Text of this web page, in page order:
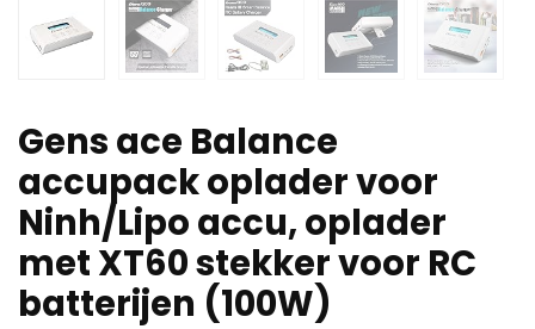
Gens ace Balance
accupack oplader voor
Ninh/Lipo accu, oplader
met XT60 stekker voor RC
batterijen (100W)